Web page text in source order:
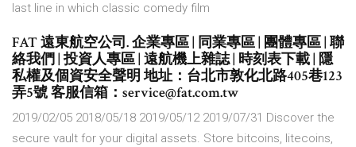
last line in which classic comedy film
FAT 遠東航空公司. 企業專區 | 同業專區 | 團體專區 | 聯
絡我們 | 投資人專區 | 遠航機上雜誌 | 時刻表下載 | 隱
私權及個資安全聲明 地址：台北市敦化北路405巷123
弄5號 客服信箱：service@fat.com.tw
2019/02/05 2018/05/18 2019/05/12 2019/07/31 Discover the
secure vault for your digital assets. Store bitcoins, litecoins,